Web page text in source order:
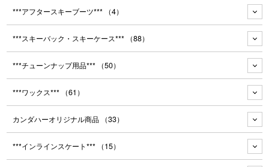
***アフタースキーブーツ*** （4）
***スキーバック・スキーケース*** （88）
***チューンナップ用品*** （50）
***ワックス*** （61）
カンダハーオリジナル商品 （33）
***インラインスケート*** （15）